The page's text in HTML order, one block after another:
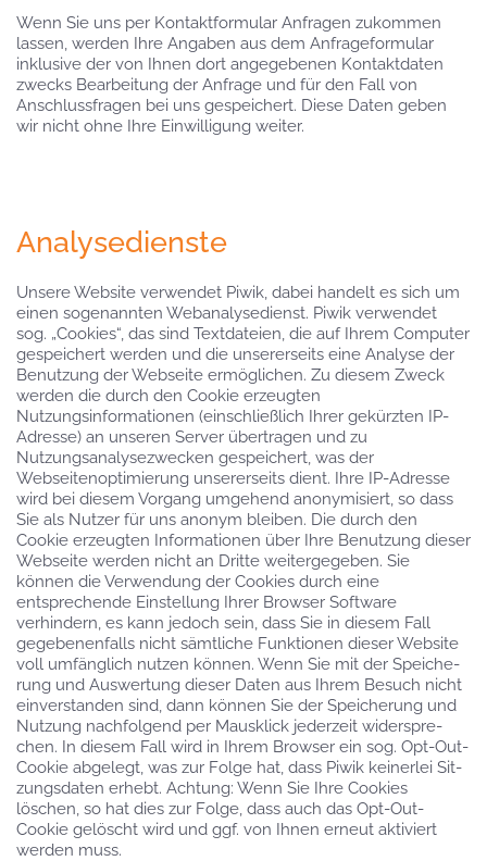
Wenn Sie uns per Kontaktformular Anfragen zukommen
lassen, werden Ihre Angaben aus dem Anfrageformular
inklusive der von Ihnen dort angegebenen Kontaktdaten
zwecks Bearbeitung der Anfrage und für den Fall von
Anschlussfragen bei uns gespeichert. Diese Daten geben
wir nicht ohne Ihre Einwilligung weiter.
Analysedienste
Unsere Website verwendet Piwik, dabei handelt es sich um
einen sogenannten Webanalysedienst. Piwik verwendet
sog. „Cookies“, das sind Textdateien, die auf Ihrem Computer
gespeichert werden und die unsererseits eine Analyse der
Benutzung der Webseite ermöglichen. Zu diesem Zweck
werden die durch den Cookie erzeugten
Nutzungsinformationen (einschließlich Ihrer gekürzten IP-
Adresse) an unseren Server übertragen und zu
Nutzungsanalysezwecken gespeichert, was der
Webseitenoptimierung unsererseits dient. Ihre IP-Adresse
wird bei diesem Vorgang umge­hend anony­mi­siert, so dass
Sie als Nutzer für uns anonym bleiben. Die durch den
Cookie erzeugten Informationen über Ihre Benutzung dieser
Webseite werden nicht an Dritte weitergegeben. Sie
können die Verwendung der Cookies durch eine
entsprechende Einstellung Ihrer Browser Software
verhindern, es kann jedoch sein, dass Sie in diesem Fall
gegebenenfalls nicht sämtliche Funktionen dieser Website
voll umfänglich nutzen können. Wenn Sie mit der Spei­che­
rung und Aus­wer­tung die­ser Daten aus Ihrem Besuch nicht
ein­ver­stan­den sind, dann kön­nen Sie der Spei­che­rung und
Nut­zung nachfolgend per Maus­klick jederzeit wider­spre­
chen. In diesem Fall wird in Ihrem Browser ein sog. Opt-Out-
Cookie abgelegt, was zur Folge hat, dass Piwik kei­ner­lei Sit­
zungs­da­ten erhebt. Achtung: Wenn Sie Ihre Cookies
löschen, so hat dies zur Folge, dass auch das Opt-Out-
Cookie gelöscht wird und ggf. von Ihnen erneut aktiviert
werden muss.